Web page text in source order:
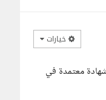
خيارات
شهادة معتمدة في